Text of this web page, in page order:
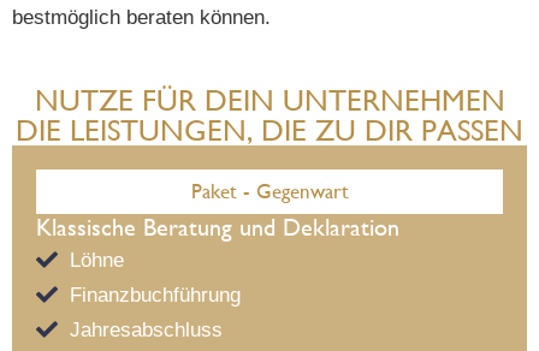
bestmöglich beraten können.
NUTZE FÜR DEIN UNTERNEHMEN
DIE LEISTUNGEN, DIE ZU DIR PASSEN
Paket - Gegenwart
Klassische Beratung und Deklaration
Löhne
Finanzbuchführung
Jahresabschluss